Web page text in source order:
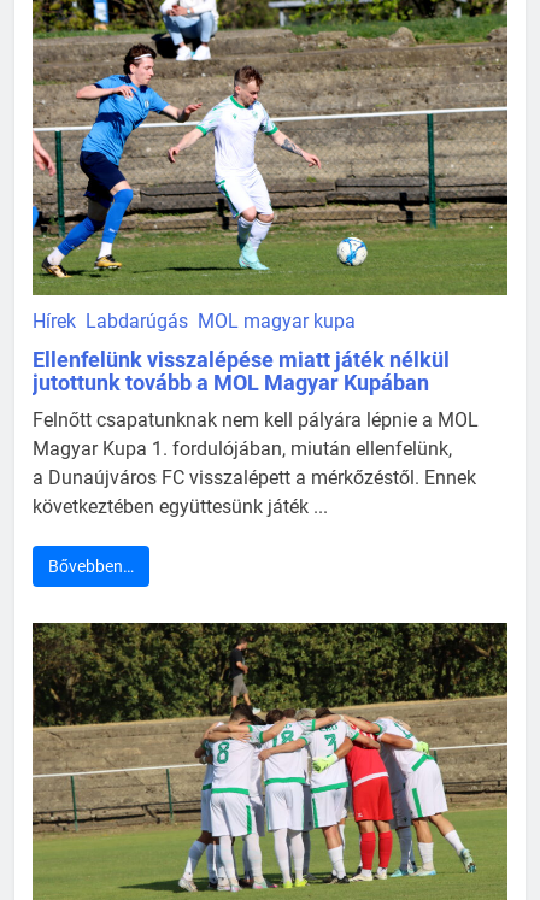
Hírek Labdarúgás MOL magyar kupa
Ellenfelünk visszalépése miatt játék nélkül
jutottunk tovább a MOL Magyar Kupában
Felnőtt csapatunknak nem kell pályára lépnie a MOL
Magyar Kupa 1. fordulójában, miután ellenfelünk,
a Dunaújváros FC visszalépett a mérkőzéstől. Ennek
következtében együttesünk játék ...
Bővebben…